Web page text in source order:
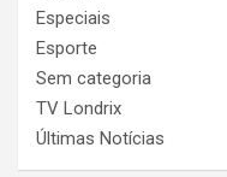
Especiais
Esporte
Sem categoria
TV Londrix
Últimas Notícias